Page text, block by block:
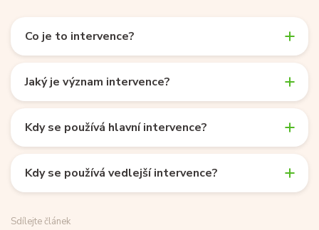
Co je to intervence?
Jaký je význam intervence?
Kdy se používá hlavní intervence?
Kdy se používá vedlejší intervence?
Sdílejte článek